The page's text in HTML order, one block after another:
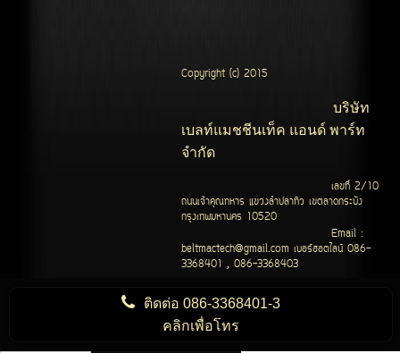
Copyright (c) 2015
บริษัท
เบลท์แมชชีนเท็ค แอนด์ พาร์ท
จำกัด
เลขที่ 2/10
ถนนเจ้าคุณทหาร แขวงลำปลาทิว เขตลาดกระบัง
กรุงเทพมหานคร 10520
Email :
beltmactech@gmail.com เบอร์ฮอตไลน์ 086-
3368401 , 086-3368403
ติดต่อ 086-3368401-3
คลิกเพื่อโทร